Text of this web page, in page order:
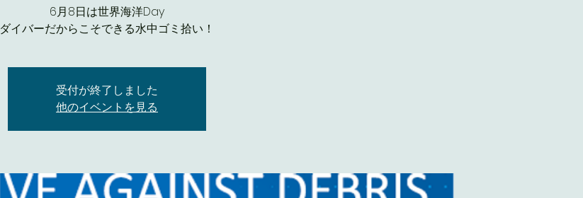
6月8日は世界海洋Day
ダイバーだからこそできる水中ゴミ拾い！
受付が終了しました
他のイベントを見る